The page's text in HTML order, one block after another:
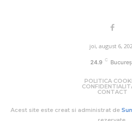
joi, august 6,
24.9 C
POLITICA
CONTACT
Acest site este creat si administrat de